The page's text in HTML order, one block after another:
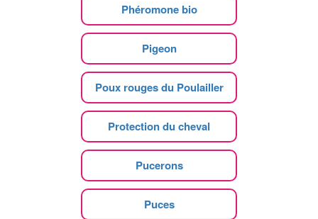
Phéromone bio
Pigeon
Poux rouges du Poulailler
Protection du cheval
Pucerons
Puces